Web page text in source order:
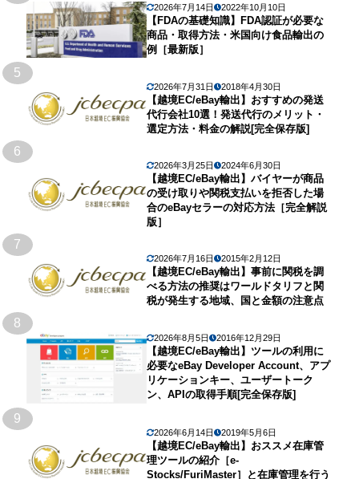
2026年7月14日 2022年10月10日
【FDAの基礎知識】FDA認証が必要な
商品・取得方法・米国向け食品輸出の
例［最新版］
5
2026年7月31日 2018年4月30日
【越境EC/eBay輸出】おすすめの発送
代行会社10選！発送代行のメリット・
選定方法・料金の解説[完全保存版]
6
2026年3月25日 2024年6月30日
【越境EC/eBay輸出】バイヤーが商品
の受け取りや関税支払いを拒否した場
合のeBayセラーの対応方法［完全解説
版］
7
2026年7月16日 2015年2月12日
【越境EC/eBay輸出】事前に関税を調
べる方法の推奨はワールドタリフと関
税が発生する地域、国と金額の注意点
8
2026年8月5日 2016年12月29日
【越境EC/eBay輸出】ツールの利用に
必要なeBay Developer Account、アプ
リケーションキー、ユーザートーク
ン、APIの取得手順[完全保存版]
9
2026年6月14日 2019年5月6日
【越境EC/eBay輸出】おススメ在庫管
理ツールの紹介［e-
Stocks/FuriMaster］と在庫管理を行う